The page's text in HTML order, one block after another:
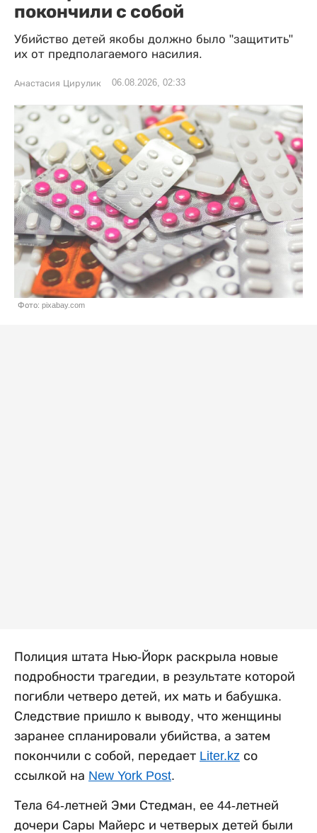
покончили с собой
Убийство детей якобы должно было "защитить"
их от предполагаемого насилия.
Анастасия Цирулик 06.08.2026, 02:33
Фото: pixabay.com
Полиция штата Нью-Йорк раскрыла новые
подробности трагедии, в результате которой
погибли четверо детей, их мать и бабушка.
Следствие пришло к выводу, что женщины
заранее спланировали убийства, а затем
покончили с собой, передает Liter.kz со
ссылкой на New York Post.
Тела 64-летней Эми Стедман, ее 44-летней
дочери Сары Майерс и четверых детей были